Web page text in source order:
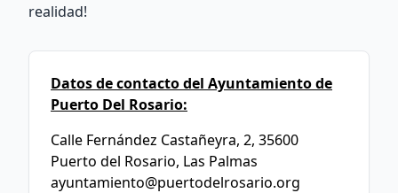
realidad!
Datos de contacto del Ayuntamiento de
Puerto Del Rosario:
Calle Fernández Castañeyra, 2, 35600
Puerto del Rosario, Las Palmas
ayuntamiento@puertodelrosario.org